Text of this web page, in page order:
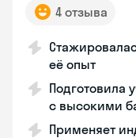
4 отзыва
её опыт
Подготовила
с высокими
Применяет